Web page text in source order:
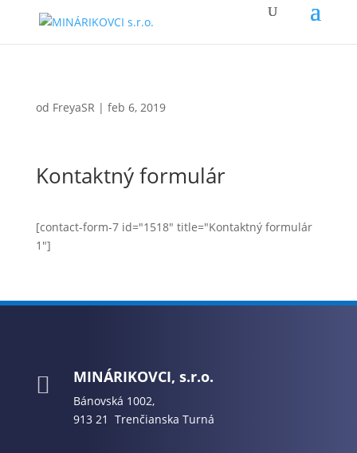
od FreyaSR | feb 6, 2019
Kontaktný formulár
[contact-form-7 id="1518" title="Kontaktný formulár
1"]
 MINÁRIKOVCI, s.r.o.
Bánovská 1002,
913 21 Trenčianska Turná